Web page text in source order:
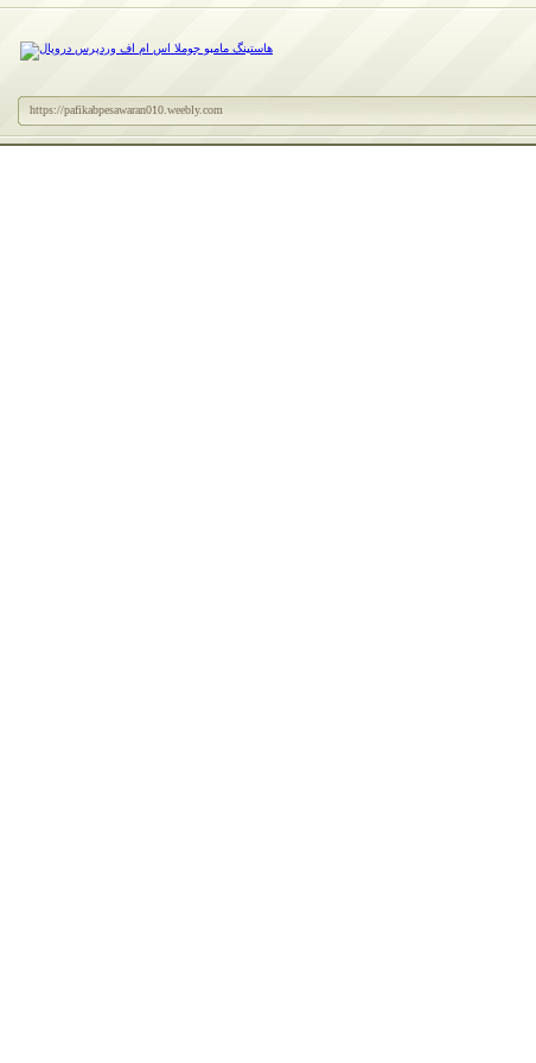
https://pafikabpesawaran010.weebly.com